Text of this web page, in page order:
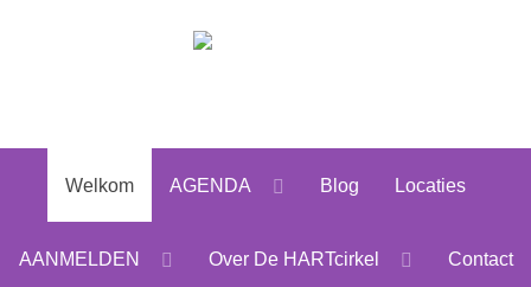
Welkom AGENDA Blog Locaties
AANMELDEN Over De HARTcirkel Contact